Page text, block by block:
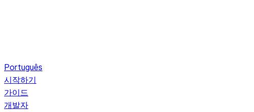
Português
시작하기
가이드
개발자